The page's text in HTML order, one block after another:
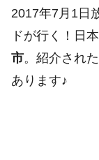
2017年7月1日
ドが行く！日
市。紹介され
あります♪